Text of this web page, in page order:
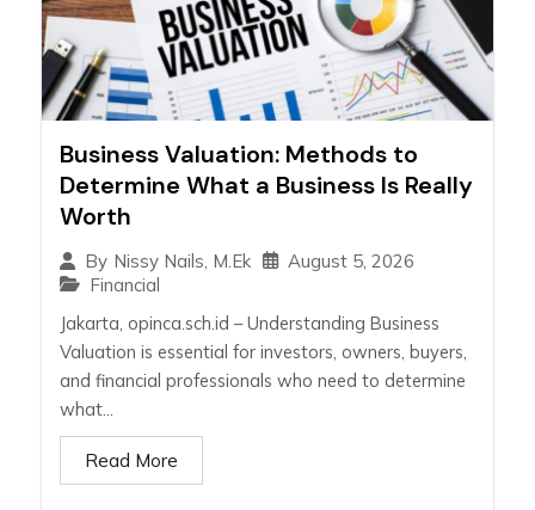
Business Valuation: Methods to
Determine What a Business Is Really
Worth
By Nissy Nails, M.Ek
August 5, 2026
Financial
Jakarta, opinca.sch.id – Understanding Business
Valuation is essential for investors, owners, buyers,
and financial professionals who need to determine
what...
Read More